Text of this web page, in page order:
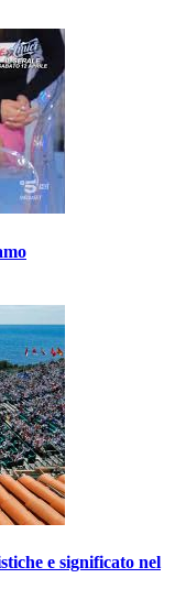
e significato nel